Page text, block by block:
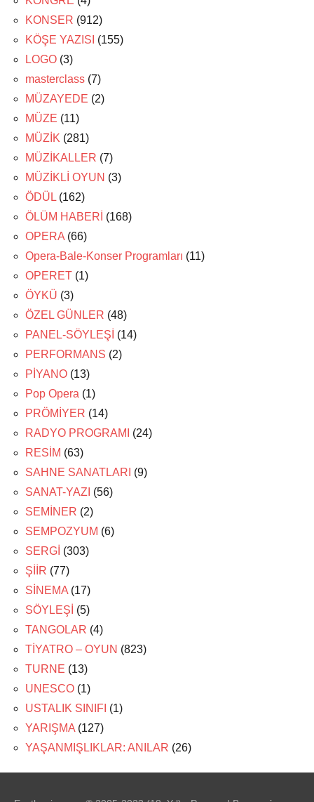
KONSER (912)
KÖŞE YAZISI (155)
LOGO (3)
masterclass (7)
MÜZAYEDE (2)
MÜZE (11)
MÜZİK (281)
MÜZİKALLER (7)
MÜZİKLİ OYUN (3)
ÖDÜL (162)
ÖLÜM HABERİ (168)
OPERA (66)
Opera-Bale-Konser Programları (11)
OPERET (1)
ÖYKÜ (3)
ÖZEL GÜNLER (48)
PANEL-SÖYLEŞİ (14)
PERFORMANS (2)
PİYANO (13)
Pop Opera (1)
PRÖMİYER (14)
RADYO PROGRAMI
(24)
RESİM (63)
SAHNE SANATLARI (9)
SANAT-YAZI (56)
SEMİNER (2)
SEMPOZYUM (6)
SERGİ (303)
ŞİİR (77)
SİNEMA (17)
SÖYLEŞİ (5)
TANGOLAR (4)
TİYATRO – OYUN (823)
TURNE (13)
UNESCO (1)
USTALIK SINIFI (1)
YARIŞMA (127)
YAŞANMIŞLIKLAR: ANILAR (26)